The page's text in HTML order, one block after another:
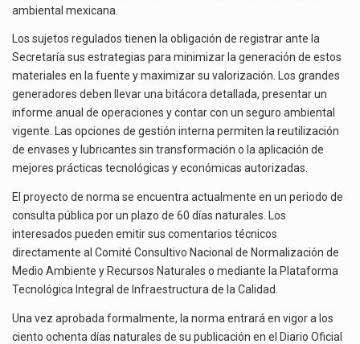
ambiental mexicana.
Los sujetos regulados tienen la obligación de registrar ante la
Secretaría sus estrategias para minimizar la generación de estos
materiales en la fuente y maximizar su valorización. Los grandes
generadores deben llevar una bitácora detallada, presentar un
informe anual de operaciones y contar con un seguro ambiental
vigente. Las opciones de gestión interna permiten la reutilización
de envases y lubricantes sin transformación o la aplicación de
mejores prácticas tecnológicas y económicas autorizadas.
El proyecto de norma se encuentra actualmente en un periodo de
consulta pública por un plazo de 60 días naturales. Los
interesados pueden emitir sus comentarios técnicos
directamente al Comité Consultivo Nacional de Normalización de
Medio Ambiente y Recursos Naturales o mediante la Plataforma
Tecnológica Integral de Infraestructura de la Calidad.
Una vez aprobada formalmente, la norma entrará en vigor a los
ciento ochenta días naturales de su publicación en el Diario Oficial